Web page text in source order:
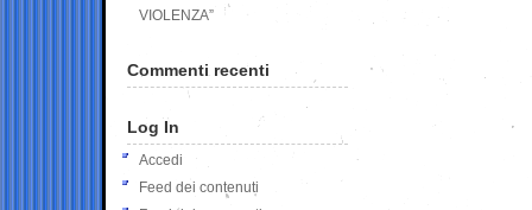
VIOLENZA”
Commenti recenti
Log In
Accedi
Feed dei contenuti